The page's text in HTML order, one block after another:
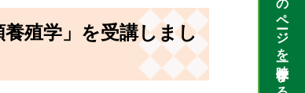
殖学」を受講しまし
このページを一時保存する